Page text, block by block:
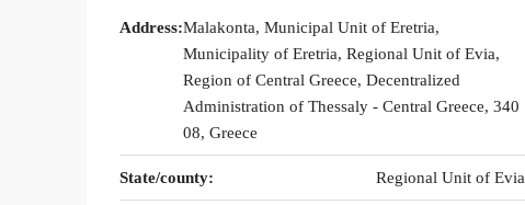
Address:Malakonta, Municipal Unit of Eretria,
Municipality of Eretria, Regional Unit of Evia,
Region of Central Greece, Decentralized
Administration of Thessaly - Central Greece, 340
08, Greece
State/county: Regional Unit of Evia